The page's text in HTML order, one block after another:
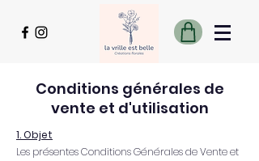
Conditions générales de
vente et d'utilisation
1. Objet
Les présentes Conditions Générales de Vente et